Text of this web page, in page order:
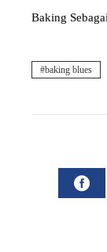
Baking
baking blues